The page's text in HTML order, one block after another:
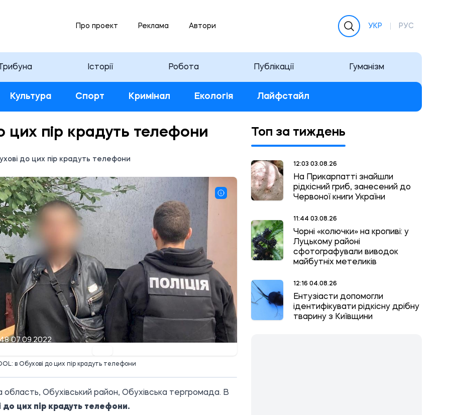
Про проект Реклама Автори УКР РУС
Історії Робота Публікації Гуманізм
Культура Спорт Кримінал Екологія Лайфстайл
цих пір крадуть телефони
до цих пір крадуть телефони
07.09.2022
в Обухові до цих пір крадуть телефони
область, Обухівський район, Обухівська тергромада. В
до цих пір крадуть телефони.
Топ за тиждень
12:03 03.08.26
На Прикарпатті знайшли
рідкісний гриб, занесений до
Червоної книги України
11:44 03.08.26
Чорні «колючки» на кропиві: у
Луцькому районі
сфотографували виводок
майбутніх метеликів
12:16 04.08.26
Ентузіасти допомогли
ідентифікувати рідкісну дрібну
тварину з Київщини